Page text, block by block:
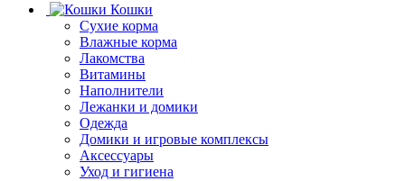
Кошки
Сухие корма
Влажные корма
Лакомства
Витамины
Наполнители
Лежанки и домики
Одежда
Домики и игровые комплексы
Аксессуары
Уход и гигиена